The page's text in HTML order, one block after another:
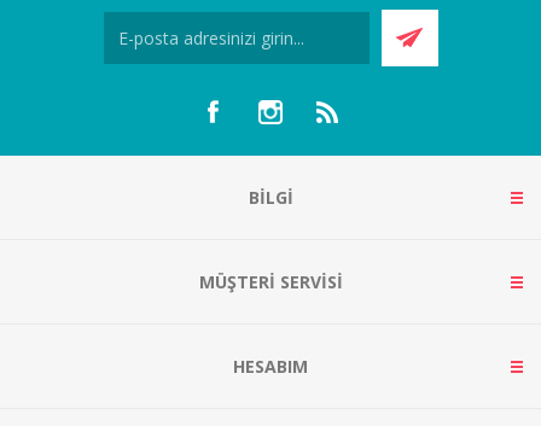
BILGI
MÜŞTERI SERVISI
HESABIM